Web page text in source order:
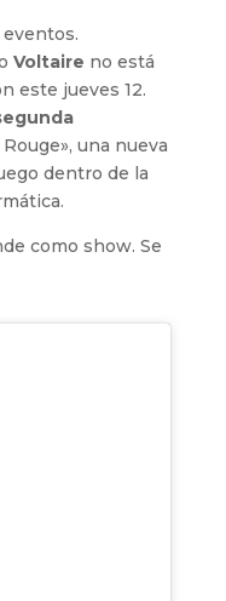
Voltaire no está
este jueves 12.
una nueva
dentro de la
como show. Se